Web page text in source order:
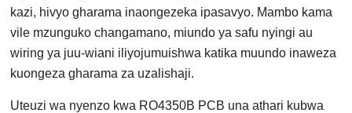
kazi, hivyo gharama inaongezeka ipasavyo. Mambo kama
vile mzunguko changamano, miundo ya safu nyingi au
wiring ya juu-wiani iliyojumuishwa katika muundo inaweza
kuongeza gharama za uzalishaji.
Uteuzi wa nyenzo kwa RO4350B PCB una athari kubwa